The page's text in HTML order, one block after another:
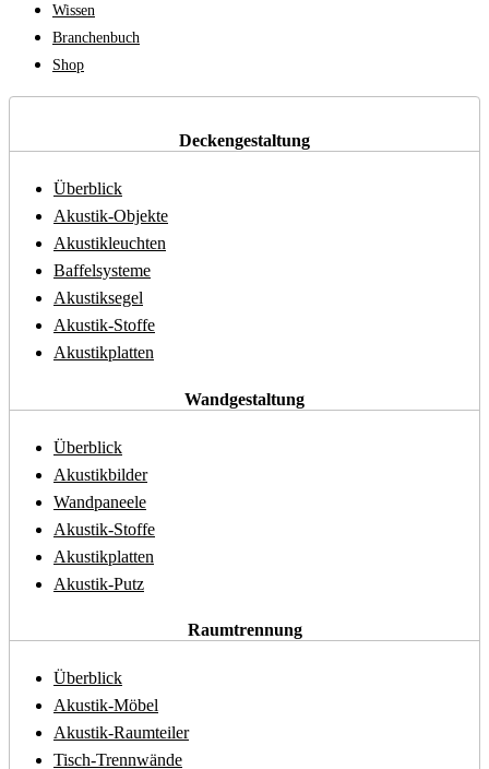
Wissen
Branchenbuch
Shop
Deckengestaltung
Überblick
Akustik-Objekte
Akustikleuchten
Baffelsysteme
Akustiksegel
Akustik-Stoffe
Akustikplatten
Wandgestaltung
Überblick
Akustikbilder
Wandpaneele
Akustik-Stoffe
Akustikplatten
Akustik-Putz
Raumtrennung
Überblick
Akustik-Möbel
Akustik-Raumteiler
Tisch-Trennwände